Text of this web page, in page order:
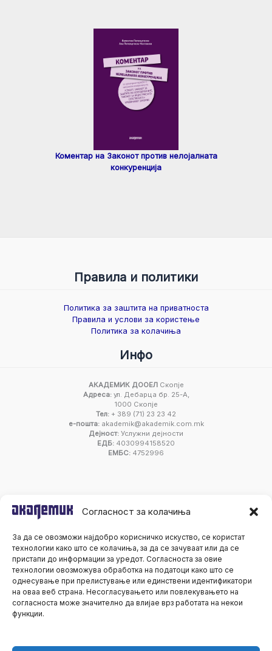
Согласност за колачиња
За да се овозможи најдобро корисничко искуство, се користат
технологии како што се колачиња, за да се зачуваат или да се
пристапи до информации за уредот. Согласноста за овие
технологии овозможува обработка на податоци како што се
однесување при прелистување или единствени идентификатори
на оваа веб страна. Несогласувањето или повлекувањето на
согласноста може значително да влијае врз работата на некои
функции.
Коментар на Законот против нелојалната
конкуренција
Правила и политики
Политика за заштита на приватноста
Правила и услови за користење
Политика за колачиња
Инфо
АКАДЕМИК ДООЕЛСкопје
Адреса:ул. Дебарца бр. 25-А,
1000 Скопје
Тел: + 389 (71) 23 23 42
е-пошта:akademik@akademik.com.mk
Дејност: Услужни дејности
ЕДБ: 4030994158520
ЕМБС: 4752996